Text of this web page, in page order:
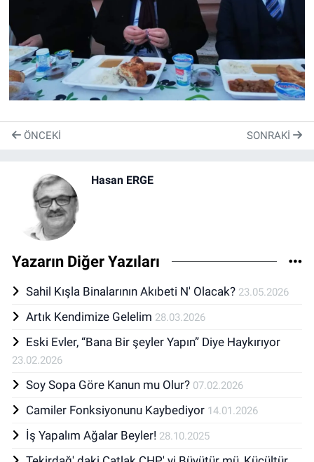
ÖNCEKI SONRAKI
Hasan ERGE
Yazarın Diğer Yazıları
Sahil Kışla Binalarının Akıbeti N' Olacak? 23.05.2026
Artık Kendimize Gelelim 28.03.2026
Eski Evler, “Bana Bir şeyler Yapın” Diye Haykırıyor
23.02.2026
Soy Sopa Göre Kanun mu Olur? 07.02.2026
Camiler Fonksiyonunu Kaybediyor 14.01.2026
İş Yapalım Ağalar Beyler! 28.10.2025